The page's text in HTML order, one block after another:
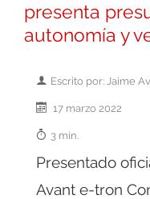
presenta
autonomía y
Escrito por: Jaime
17 marzo 2022
3 min.
Presentado
Avant e-tron